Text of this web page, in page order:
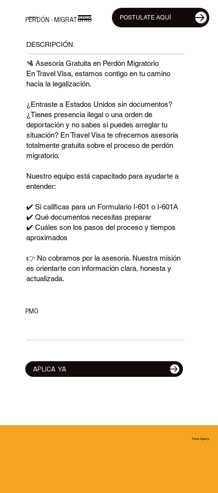
INICIO POSTULATE AQUÍ
PERDÓN · MIGRATORIO
DESCRIPCIÓN.
🛂 Asesoría Gratuita en Perdón Migratorio
En Travel Visa, estamos contigo en tu camino
hacia la legalización.
¿Entraste a Estados Unidos sin documentos?
¿Tienes presencia ilegal o una orden de
deportación y no sabes si puedes arreglar tu
situación? En Travel Visa te ofrecemos asesoría
totalmente gratuita sobre el proceso de perdón
migratorio.
Nuestro equipo está capacitado para ayudarte a
entender:
✔️ Si calificas para un Formulario I-601 o I-601A
✔️ Qué documentos necesitas preparar
✔️ Cuáles son los pasos del proceso y tiempos
aproximados
👉 No cobramos por la asesoría. Nuestra misión
es orientarte con información clara, honesta y
actualizada.
PMO
APLICA YA
Travel Agency